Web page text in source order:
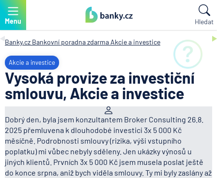
Menu Hledat
Banky.cz Bankovní poradna zdarma Akcie a investice
Akcie a investice
Vysoká provize za investiční
smlouvu, Akcie a investice
Dobrý den, byla jsem konzultantem Broker Consulting 26.8.
2025 přemluvena k dlouhodobé investici 3x 5 000 Kč
měsíčně. Podrobnosti smlouvy (rizika, výši vstupního
poplatku) mi vůbec nebyly sděleny. Jen ukázky výnosů u
jiných klientů. Prvních 3x 5 000 Kč jsem musela poslat ještě
do konce srpna, aniž bych viděla smlouvy. Ty mi byly zaslány až